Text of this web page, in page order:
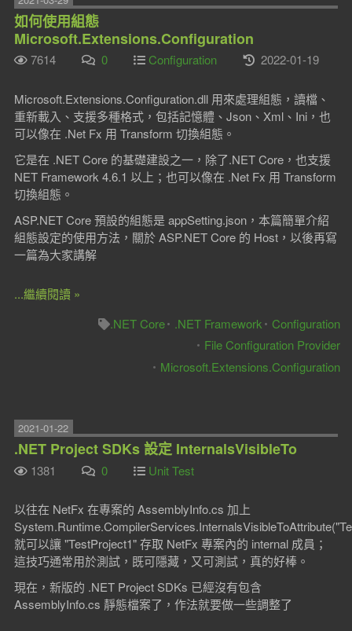
如何使用組態
Microsoft.Extensions.Configuration
7614 0 Configuration 2022-01-19
Microsoft.Extensions.Configuration.dll 用來處理組態，讀檔、
重新載入、支援多種格式，包括記憶體、Json、Xml、Ini，也
可以像在 .Net Fx 用 Transform 切換組態。
它是在 .NET Core 的基礎建設之一，除了.NET Core，也支援
NET Framework 4.6.1 以上；也可以像在 .Net Fx 用 Transform
切換組態。
ASP.NET Core 預設的組態是 appSetting.json，本篇簡單介紹
組態設定的使用方法，關於 ASP.NET Core 的 Host，以後再寫
一篇為大家講解
...繼續閱讀 »
.NET Core
.NET Framework
Configuration
File Configuration Provider
Microsoft.Extensions.Configuration
2021-01-22
.NET Project SDKs 設定 InternalsVisibleTo
1381 0 Unit Test
以往在 NetFx 在專案的 AssemblyInfo.cs 加上
就可以讓 "TestProject1" 存取 NetFx 專案內的 internal 成員；
這技巧通常用於測試，既可隱藏，又可測試，真的好棒。
現在，新版的 .NET Project SDKs 已經沒有包含
AssemblyInfo.cs 靜態檔案了，作法就要做一些調整了